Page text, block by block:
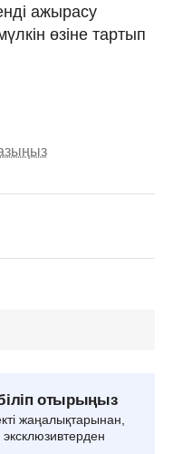
ажырасу
өзіне тартып
отырыңыз
жаңалықтарынан,